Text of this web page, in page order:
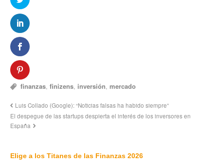
finanzas,finizens, inversión,mercado
Luis Collado (Google): “Noticias falsas ha habido siempre”
El despegue de las startups despierta el interés de los inversores en
España
Elige a los Titanes de las Finanzas 2026